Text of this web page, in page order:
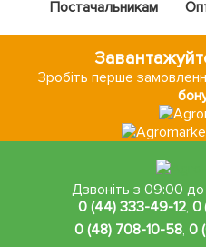
Постачальникам
Зробіть перше
Дзвоніть з 09:00 до
0 (44) 333-49-12, 0
0 (48) 708-10-58, 0